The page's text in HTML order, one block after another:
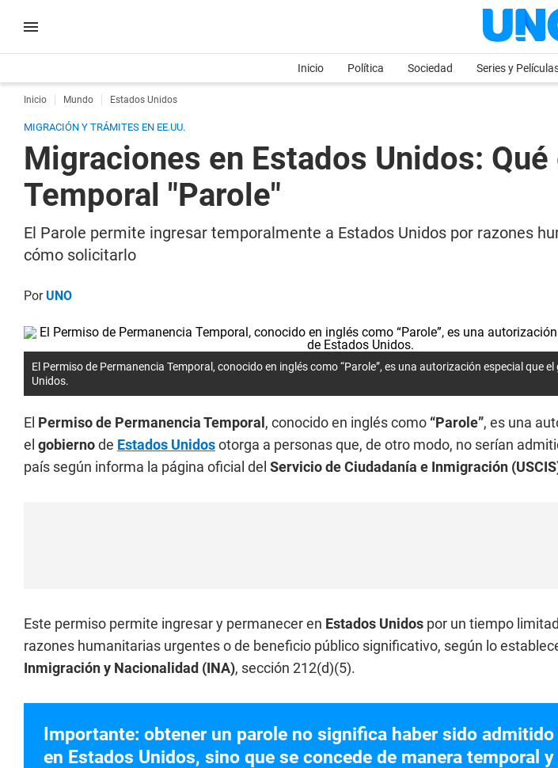
Inicio Política Sociedad Series y
Inicio Mundo Estados Unidos
MIGRACIÓN Y TRÁMITES EN EE.UU.
Migraciones en Estados Unidos:
Temporal "Parole"
El Parole permite ingresar temporalmente a Estados Unidos por razones
cómo solicitarlo
PorUNO
El Permiso de Permanencia Temporal, conocido en inglés como “Parole”, es una autorización especial que
Unidos.
El Permiso de Permanencia Temporal , conocido en inglés como “Parole”, es una
el gobiernode Estados Unidosotorga a personas que, de otro modo, no serían
país según informa la página oficial del Servicio de Ciudadanía e Inmigración
Este permiso permite ingresar y permanecer en Estados Unidos por un tiempo
razones humanitarias urgentes o de beneficio público significativo, según lo
Inmigración y Nacionalidad (INA), sección 212(d)(5).
Importante: obtener un parole no significa haber sido
en Estados Unidos, sino que se concede de manera temporal